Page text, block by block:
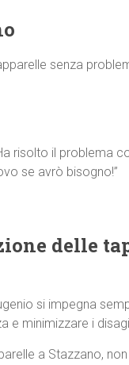
senza
risolto il problema
se avrò bisogno!”
delle
si impegna
e minimizzare i
a Stazzano,